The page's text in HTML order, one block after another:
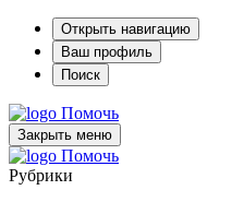
Открыть навигацию
Ваш профиль
Поиск
Помочь
Закрыть меню
Помочь
Рубрики